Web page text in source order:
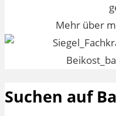
Mehr über
Suchen auf